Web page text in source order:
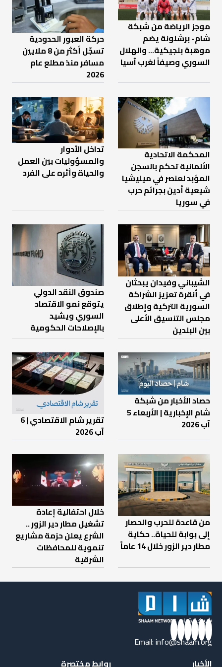
موجز الرياضة من شبكة
شام- برشلونة يضم
موهبة بلجيكية... والهلال
السوري وصيفاً لغرب آسيا
حركة العبور الحدودية
تسجّل أكثر من 8 ملايين
مسافر منذ مطلع عام
2026
المحكمة الاتحادية
الألمانية تحكم بالسجن
المؤبد لعنصر في ميليشيا
شيعية أدين بجرائم حرب
في سوريا
تداخل الأدوار
والمسؤوليات بين العمل
والحياة وأثره على الفرد
الشيباني وفيدان يبحثان
في أنقرة تعزيز الشراكة
السورية التركية وإطلاق
مجلس التنسيق الأعلى
بين البلدين
صندوق النقد الدولي
يتوقع نمو الاقتصاد
السوري ويشيد
بالإصلاحات الحكومية
حصاد الأخبار من شبكة
شام الإخبارية | الأربعاء 5
آب 2026
تقرير شام الاقتصادي | 6
آب 2026
من قاعدة للحرب والحصار
إلى بوابة للحياة.. حكاية
مطار دير الزور خلال 14 عاماً
خلال احتفالية إعادة
تشغيل مطار دير الزور ..
الشرع يعلن حزمة مشاريع
تنموية للمحافظات
الشرقية
Email:info@shaam.org
الأخبار
روابط مختصرة